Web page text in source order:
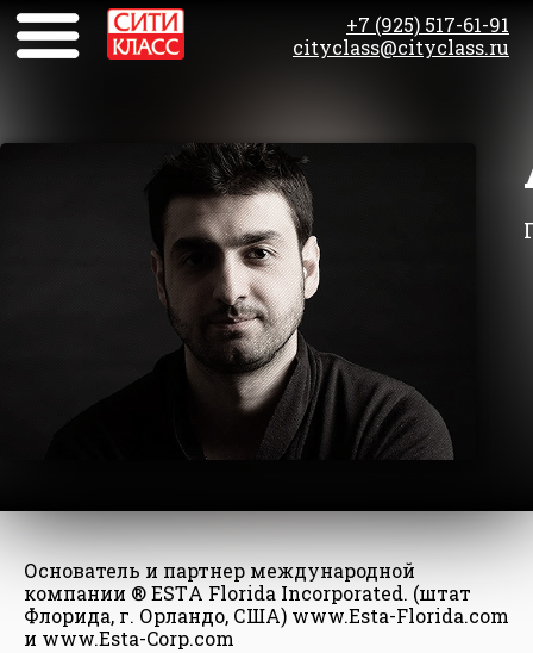
+7 (925) 517-61-91
cityclass@cityclass.ru
Основатель и партнер международной
компании ® ESTА Florida Incorporated. (штат
Флорида, г. Орландо, США) www.Esta-Florida.com
и www.Esta-Corp.com